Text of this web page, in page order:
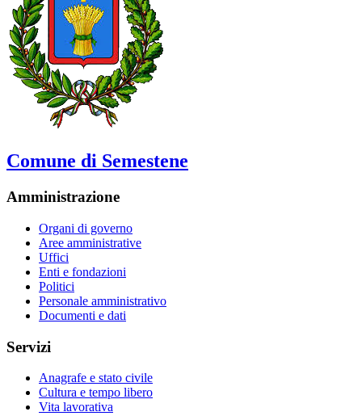
Comune di Semestene
Amministrazione
Organi di governo
Aree amministrative
Uffici
Enti e fondazioni
Politici
Personale amministrativo
Documenti e dati
Servizi
Anagrafe e stato civile
Cultura e tempo libero
Vita lavorativa